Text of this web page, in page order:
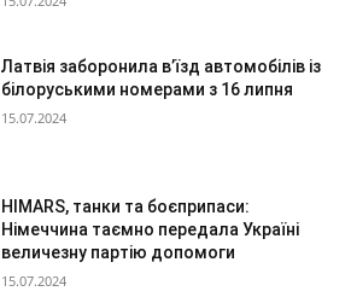
Латвія заборонила в’їзд автомобілів із
білоруськими номерами з 16 липня
15.07.2024
HIMARS, танки та боєприпаси:
Німеччина таємно передала Україні
величезну партію допомоги
15.07.2024